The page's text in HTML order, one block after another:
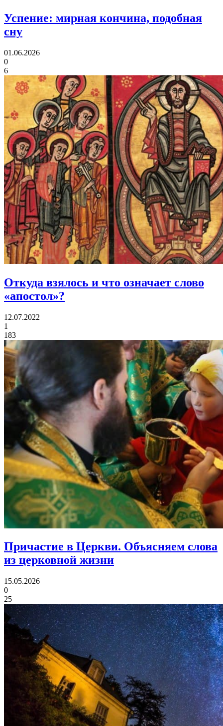
Успение: мирная кончина, подобная
сну
01.06.2026
0
6
Откуда взялось и что означает слово
«апостол»?
12.07.2022
1
183
Причастие в Церкви. Объясняем слова
из церковной жизни
15.05.2026
0
25